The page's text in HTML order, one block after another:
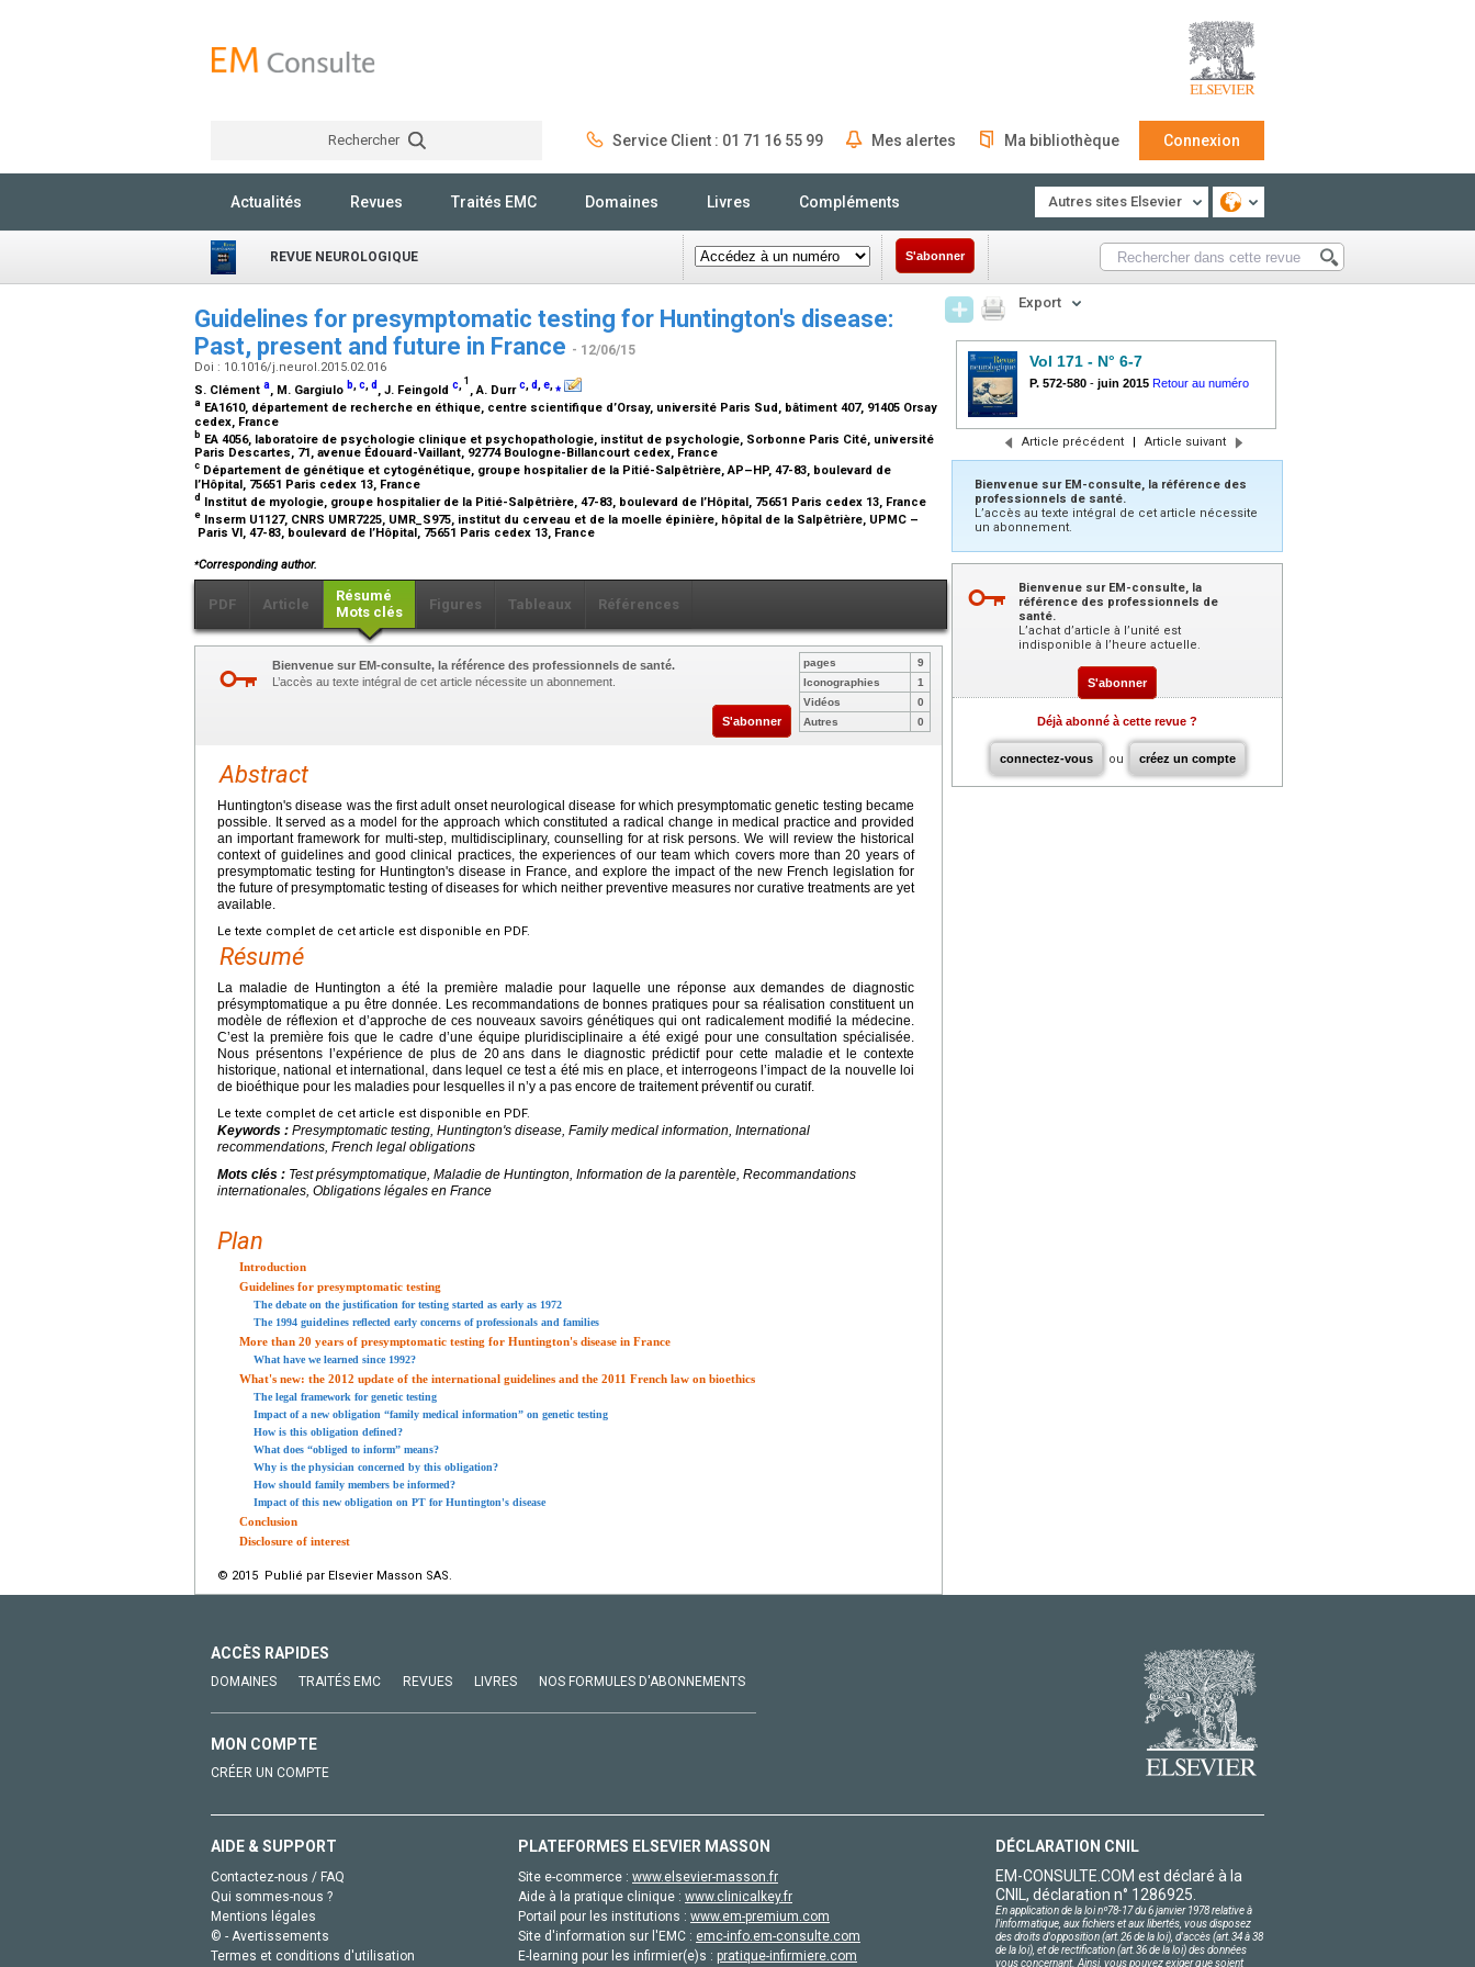
Rechercher Service Client : 01 71 16 55 99 Mes alertes Ma bibliothèque Connexion
Actualités Revues Traités EMC Domaines Livres Compléments Autres sites Elsevier
REVUE NEUROLOGIQUE S'abonner
Guidelines for presymptomatic testing for Huntington's disease:
Past, present and future in France - 12/06/15
Doi : 10.1016/j.neurol.2015.02.016
S. Clément a, M. Gargiulo b,c,d , J. Feingold c, 1
, A. Durrc,d,e,⁎
a EA1610, département de recherche en éthique, centre scientifique d’Orsay, université Paris Sud, bâtiment 407, 91405 Orsay
cedex, France
b EA 4056, laboratoire de psychologie clinique et psychopathologie, institut de psychologie, Sorbonne Paris Cité, université
Paris Descartes, 71, avenue Édouard-Vaillant, 92774 Boulogne-Billancourt cedex, France
c Département de génétique et cytogénétique, groupe hospitalier de la Pitié-Salpêtrière, AP–HP, 47-83, boulevard de
l’Hôpital, 75651 Paris cedex 13, France
d Institut de myologie, groupe hospitalier de la Pitié-Salpêtrière, 47-83, boulevard de l’Hôpital, 75651 Paris cedex 13, France
e Inserm U1127, CNRS UMR7225, UMR_S975, institut du cerveau et de la moelle épinière, hôpital de la Salpêtrière, UPMC –
Paris VI, 47-83, boulevard de l’Hôpital, 75651 Paris cedex 13, France
⁎Corresponding author.
PDF Article
Résumé
Mots clés
Figures Tableaux Références
Bienvenue sur EM-consulte, la référence des professionnels de santé.
L’accès au texte intégral de cet article nécessite un abonnement.
S'abonner
pages
9
Iconographies
1
Vidéos
0
Autres
0
Abstract
Huntington's disease was the first adult onset neurological disease for which presymptomatic genetic testing became
possible. It served as a model for the approach which constituted a radical change in medical practice and provided
an important framework for multi-step, multidisciplinary, counselling for at risk persons. We will review the historical
context of guidelines and good clinical practices, the experiences of our team which covers more than 20 years of
presymptomatic testing for Huntington's disease in France, and explore the impact of the new French legislation for
the future of presymptomatic testing of diseases for which neither preventive measures nor curative treatments are yet
available.
Le texte complet de cet article est disponible en PDF.
Résumé
La maladie de Huntington a été la première maladie pour laquelle une réponse aux demandes de diagnostic
présymptomatique a pu être donnée. Les recommandations de bonnes pratiques pour sa réalisation constituent un
modèle de réflexion et d’approche de ces nouveaux savoirs génétiques qui ont radicalement modifié la médecine.
C’est la première fois que le cadre d’une équipe pluridisciplinaire a été exigé pour une consultation spécialisée.
Nous présentons l’expérience de plus de 20 ans dans le diagnostic prédictif pour cette maladie et le contexte
historique, national et international, dans lequel ce test a été mis en place, et interrogeons l’impact de la nouvelle loi
de bioéthique pour les maladies pour lesquelles il n’y a pas encore de traitement préventif ou curatif.
Le texte complet de cet article est disponible en PDF.
Keywords : Presymptomatic testing, Huntington's disease, Family medical information, International
recommendations, French legal obligations
Mots clés : Test présymptomatique, Maladie de Huntington, Information de la parentèle, Recommandations
internationales, Obligations légales en France
Plan
Introduction
Guidelines for presymptomatic testing
The debate on the justification for testing started as early as 1972
The 1994 guidelines reflected early concerns of professionals and families
More than 20 years of presymptomatic testing for Huntington's disease in France
What have we learned since 1992?
What's new: the 2012 update of the international guidelines and the 2011 French law on bioethics
The legal framework for genetic testing
Impact of a new obligation “family medical information” on genetic testing
How is this obligation defined?
What does “obliged to inform” means?
Why is the physician concerned by this obligation?
How should family members be informed?
Impact of this new obligation on PT for Huntington's disease
Conclusion
Disclosure of interest
© 2015 Publié par Elsevier Masson SAS.
Export
Vol 171 - N° 6-7
P. 572-580 - juin 2015 Retour au numéro
Article précédent | Article suivant
Bienvenue sur EM-consulte, la référence des
professionnels de santé.
L’accès au texte intégral de cet article nécessite
un abonnement.
Bienvenue sur EM-consulte, la
référence des professionnels de
santé.
L’achat d’article à l’unité est
indisponible à l’heure actuelle.
S'abonner
Déjà abonné à cette revue ?
connectez-vous ou créez un compte
ACCÈS RAPIDES
DOMAINES TRAITÉS EMC REVUES LIVRES NOS FORMULES D'ABONNEMENTS
MON COMPTE
CRÉER UN COMPTE
AIDE & SUPPORT
Contactez-nous / FAQ
Qui sommes-nous ?
Mentions légales
© - Avertissements
Termes et conditions d'utilisation
PLATEFORMES ELSEVIER MASSON
Site e-commerce : www.elsevier-masson.fr
Aide à la pratique clinique : www.clinicalkey.fr
Portail pour les institutions : www.em-premium.com
Site d'information sur l'EMC : emc-info.em-consulte.com
E-learning pour les infirmier(e)s : pratique-infirmiere.com
DÉCLARATION CNIL
EM-CONSULTE.COM est déclaré à la
CNIL, déclaration n° 1286925.
En application de la loi nº78-17 du 6 janvier 1978 relative à
l'informatique, aux fichiers et aux libertés, vous disposez
des droits d'opposition (art.26 de la loi), d'accès (art.34 à 38
de la loi), et de rectification (art.36 de la loi) des données
vous concernant. Ainsi, vous pouvez exiger que soient